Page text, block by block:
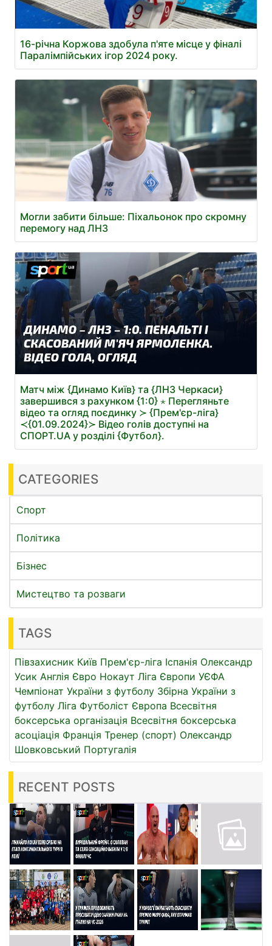
16-річна Коржова здобула п'яте місце у фіналі
Паралімпійських ігор 2024 року.
Могли забити більше: Піхальонок про скромну
перемогу над ЛНЗ
Матч між {Динамо Київ} та {ЛНЗ Черкаси}
завершився з рахунком {1:0} ⋆ Перегляньте
відео та огляд поєдинку ≻ {Прем'єр-ліга}
≺{01.09.2024}≻ Відео голів доступні на
СПОРТ.UA у розділі {Футбол}.
CATEGORIES
Спорт
Політика
Бізнес
Мистецтво та розваги
TAGS
Півзахисник Київ Прем'єр-ліга Іспанія Олександр
Усик Англія Євро Нокаут Ліга Європи УЄФА
Чемпіонат України з футболу Збірна України з
футболу Ліга Футболіст Європа Всесвітня
боксерська організація Всесвітня боксерська
асоціація Франція Тренер (спорт) Олександр
Шовковський Португалія
RECENT POSTS